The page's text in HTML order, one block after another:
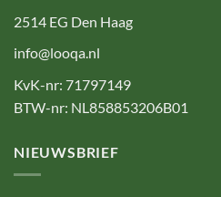
2514 EG Den Haag
info@looqa.nl
KvK-nr: 71797149
BTW-nr: NL858853206B01
NIEUWSBRIEF